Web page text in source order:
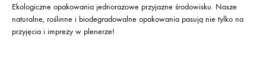
Ekologiczne opakowania jednorazowe przyjazne środowisku. Nasze
naturalne, roślinne i biodegradowalne opakowania pasują nie tylko na
przyjęcia i imprezy w plenerze!